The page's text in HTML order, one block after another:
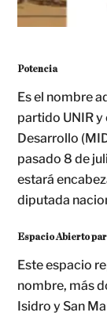
Potencia
Es el nombre
partido UNIR
Desarrollo
pasado 8 de
estará
diputada
Espacio Abierto
Este espacio
nombre, más
Isidro y San